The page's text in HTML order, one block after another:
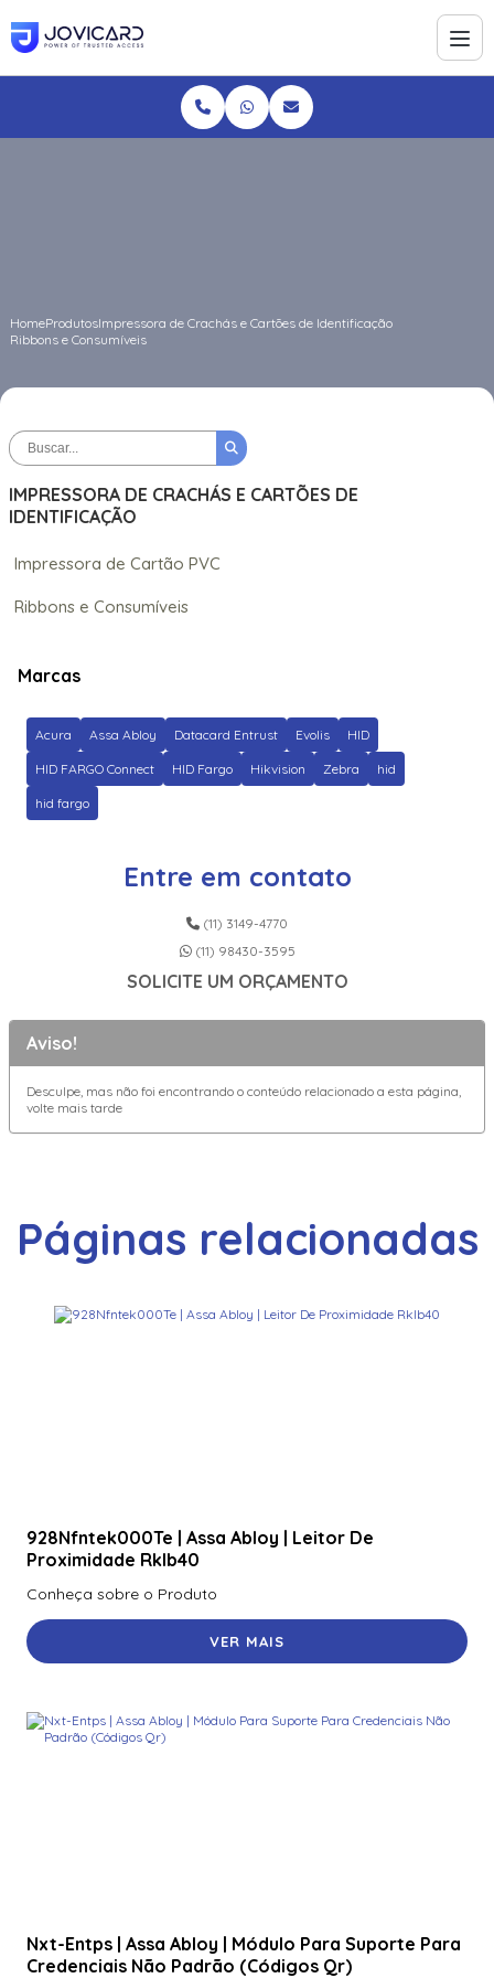
HomeProdutosImpressora de Crachás e Cartões de Identificação
Ribbons e Consumíveis
IMPRESSORA DE CRACHÁS E CARTÕES DE
IDENTIFICAÇÃO
Impressora de Cartão PVC
Ribbons e Consumíveis
Marcas
Acura Assa Abloy Datacard Entrust Evolis HID
HID FARGO Connect HID Fargo Hikvision Zebra hid
hid fargo
Entre em contato
(11) 3149-4770
(11) 98430-3595
SOLICITE UM ORÇAMENTO
Aviso!
Desculpe, mas não foi encontrando o conteúdo relacionado a esta página,
volte mais tarde
Páginas relacionadas
928Nfntek000Te | Assa Abloy | Leitor De
Proximidade Rklb40
Conheça sobre o Produto
VER MAIS
Nxt-Entps | Assa Abloy | Módulo Para Suporte Para
Credenciais Não Padrão (Códigos Qr)